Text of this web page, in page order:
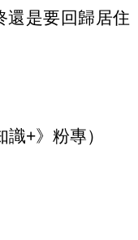
還是要回歸居住
+》粉專）